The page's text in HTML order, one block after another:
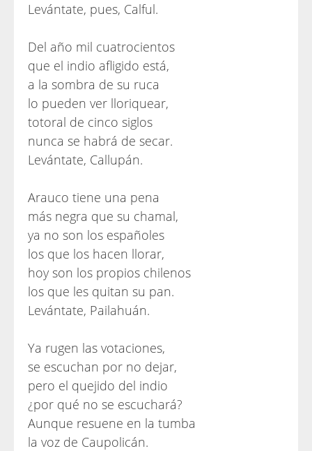
Levántate, pues, Calful.
Del año mil cuatrocientos
que el indio afligido está,
a la sombra de su ruca
lo pueden ver lloriquear,
totoral de cinco siglos
nunca se habrá de secar.
Levántate, Callupán.
Arauco tiene una pena
más negra que su chamal,
ya no son los españoles
los que los hacen llorar,
hoy son los propios chilenos
los que les quitan su pan.
Levántate, Pailahuán.
Ya rugen las votaciones,
se escuchan por no dejar,
pero el quejido del indio
¿por qué no se escuchará?
Aunque resuene en la tumba
la voz de Caupolicán.